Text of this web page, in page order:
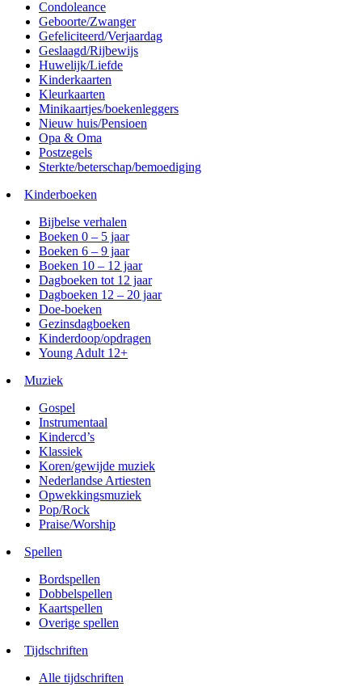
Condoleance
Geboorte/Zwanger
Gefeliciteerd/Verjaardag
Geslaagd/Rijbewijs
Huwelijk/Liefde
Kinderkaarten
Kleurkaarten
Minikaartjes/boekenleggers
Nieuw huis/Pensioen
Opa & Oma
Postzegels
Sterkte/beterschap/bemoediging
Kinderboeken
Bijbelse verhalen
Boeken 0 – 5 jaar
Boeken 6 – 9 jaar
Boeken 10 – 12 jaar
Dagboeken tot 12 jaar
Dagboeken 12 – 20 jaar
Doe-boeken
Gezinsdagboeken
Kinderdoop/opdragen
Young Adult 12+
Muziek
Gospel
Instrumentaal
Kindercd’s
Klassiek
Koren/gewijde muziek
Nederlandse Artiesten
Opwekkingsmuziek
Pop/Rock
Praise/Worship
Spellen
Bordspellen
Dobbelspellen
Kaartspellen
Overige spellen
Tijdschriften
Alle tijdschriften